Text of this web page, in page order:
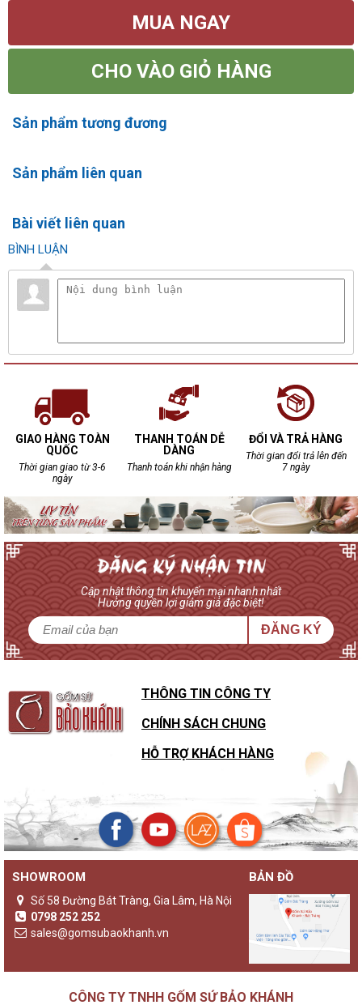
MUA NGAY
CHO VÀO GIỎ HÀNG
Sản phẩm tương đương
Sản phẩm liên quan
Bài viết liên quan
BÌNH LUẬN
GIAO HÀNG TOÀN
QUỐC
Thời gian giao từ 3-6
ngày
THANH TOÁN DỄ
DÀNG
Thanh toán khi nhận hàng
ĐỔI VÀ TRẢ HÀNG
Thời gian đổi trả lên đến
7 ngày
Cập nhật thông tin khuyến mại nhanh nhất
Hưởng quyền lợi giảm giá đặc biệt!
ĐĂNG KÝ
THÔNG TIN CÔNG TY
CHÍNH SÁCH CHUNG
HỖ TRỢ KHÁCH HÀNG
SHOWROOM
Số 58 Đường Bát Tràng, Gia Lâm, Hà Nội
0798 252 252
sales@gomsubaokhanh.vn
BẢN ĐỒ
CÔNG TY TNHH GỐM SỨ BẢO KHÁNH